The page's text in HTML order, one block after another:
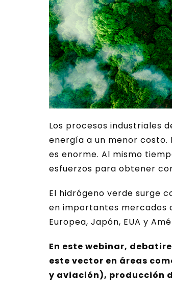
Los procesos industriales
energía a un menor
es enorme. Al mismo
esfuerzos para obtener
El hidrógeno verde surge
en importantes mercados
Europea, Japón, EUA y
En este webinar,
este vector en áreas
y aviación), producción